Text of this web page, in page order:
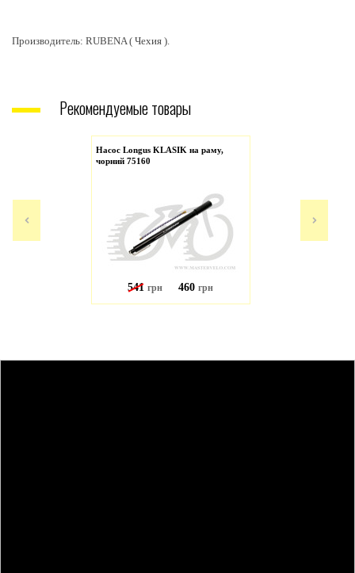
Производитель: RUBENA ( Чехия ).
Рекомендуемые товары
Насос Longus KLASIK на раму,
чорний 75160
541 грн 460 грн